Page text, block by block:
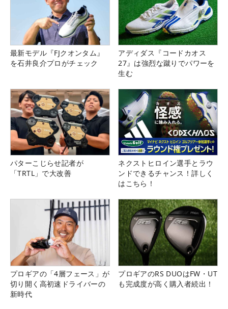
最新モデル『FJクオンタム』
を石井良介プロがチェック
アディダス『コードカオス
27』は強烈な蹴りでパワーを
生む
パターこじらせ記者が
「TRTL」で大改善
ネクストヒロイン選手とラウ
ンドできるチャンス！詳しく
はこちら！
プロギアの「4層フェース」が
切り開く高初速ドライバーの
新時代
プロギアのRS DUOはFW・UT
も完成度が高く購入者続出！